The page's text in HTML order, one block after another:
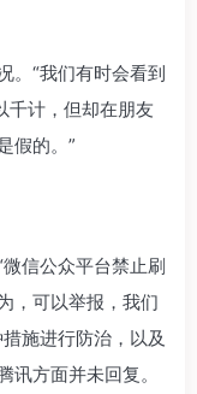
“我们有时会看到
千计，但却在朋友
假的。”
信公众平台禁止刷
，可以举报，我们
施进行防治，以及
讯方面并未回复。